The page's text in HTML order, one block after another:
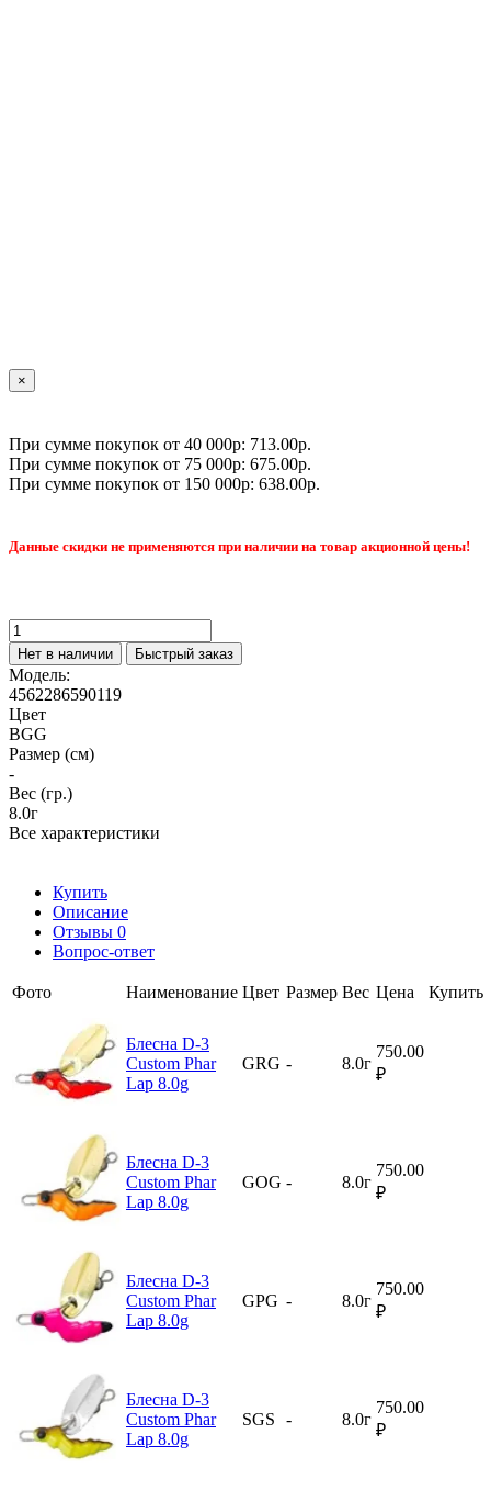
×
При сумме покупок от 40 000р: 713.00р.
При сумме покупок от 75 000р: 675.00р.
При сумме покупок от 150 000р: 638.00р.
Данные скидки не применяются при наличии на товар акционной цены!
Нет в наличии Быстрый заказ
Модель:
4562286590119
Цвет
BGG
Размер (см)
-
Вес (гр.)
8.0г
Все характеристики
Купить
Описание
Отзывы 0
Вопрос-ответ
Фото Наименование Цвет Размер Вес Цена Купить
Блесна D-3
Custom Phar
Lap 8.0g
GRG - 8.0г
750.00
₽
Блесна D-3
Custom Phar
Lap 8.0g
GOG - 8.0г
750.00
₽
Блесна D-3
Custom Phar
Lap 8.0g
GPG - 8.0г
750.00
₽
Блесна D-3
Custom Phar
Lap 8.0g
SGS - 8.0г
750.00
₽